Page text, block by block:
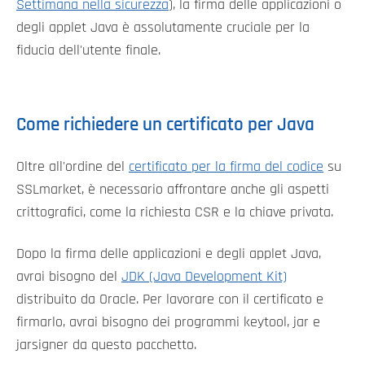
Settimana nella sicurezza), la firma delle applicazioni o
degli applet Java è assolutamente cruciale per la
fiducia dell'utente finale.
Come richiedere un certificato per Java
Oltre all'ordine del certificato per la firma del codice su
SSLmarket, è necessario affrontare anche gli aspetti
crittografici, come la richiesta CSR e la chiave privata.
Dopo la firma delle applicazioni e degli applet Java,
avrai bisogno del JDK (Java Development Kit)
distribuito da Oracle. Per lavorare con il certificato e
firmarlo, avrai bisogno dei programmi keytool, jar e
jarsigner da questo pacchetto.